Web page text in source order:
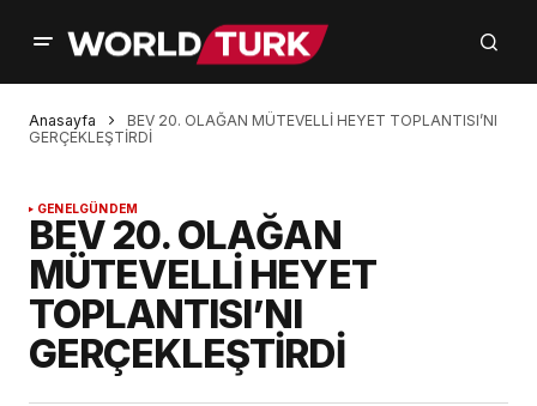
Anasayfa
BEV 20. OLAĞAN MÜTEVELLİ HEYET TOPLANTISI’NI
GERÇEKLEŞTİRDİ
GENELGÜNDEM
BEV 20. OLAĞAN
MÜTEVELLİ HEYET
TOPLANTISI’NI
GERÇEKLEŞTİRDİ